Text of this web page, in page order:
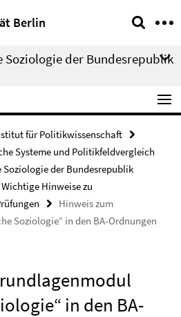
Berlin
Soziologie der Bundesrepublik
für Politikwissenschaft
Systeme und Politikfeldvergleich
der Bundesrepublik
Wichtige Hinweise zu
Hinweis zum
Soziologie“ in den BA-Ordnungen
in den BA-